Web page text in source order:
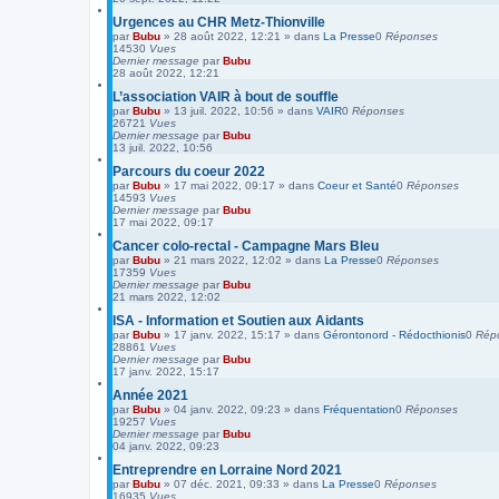
Urgences au CHR Metz-Thionville
par Bubu » 28 août 2022, 12:21 » dans La Presse0 Réponses
14530 Vues
Dernier message par Bubu
28 août 2022, 12:21
L’association VAIR à bout de souffle
par Bubu » 13 juil. 2022, 10:56 » dans VAIR0 Réponses
26721 Vues
Dernier message par Bubu
13 juil. 2022, 10:56
Parcours du coeur 2022
par Bubu » 17 mai 2022, 09:17 » dans Coeur et Santé0 Réponses
14593 Vues
Dernier message par Bubu
17 mai 2022, 09:17
Cancer colo-rectal - Campagne Mars Bleu
par Bubu » 21 mars 2022, 12:02 » dans La Presse0 Réponses
17359 Vues
Dernier message par Bubu
21 mars 2022, 12:02
ISA - Information et Soutien aux Aidants
par Bubu » 17 janv. 2022, 15:17 » dans Gérontonord - Rédocthionis0
28861 Vues
Dernier message par Bubu
17 janv. 2022, 15:17
Année 2021
par Bubu » 04 janv. 2022, 09:23 » dans Fréquentation0 Réponses
19257 Vues
Dernier message par Bubu
04 janv. 2022, 09:23
Entreprendre en Lorraine Nord 2021
par Bubu » 07 déc. 2021, 09:33 » dans La Presse0 Réponses
16935 Vues